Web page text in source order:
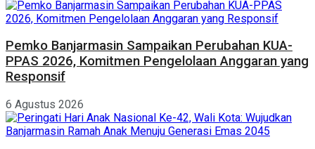
Pemko Banjarmasin Sampaikan Perubahan KUA-
PPAS 2026, Komitmen Pengelolaan Anggaran yang
Responsif
6 Agustus 2026